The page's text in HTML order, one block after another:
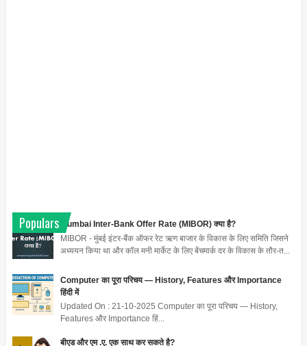
Populars
Mumbai Inter-Bank Offer Rate (MIBOR) क्या है?
MIBOR - मुंबई इंटर-बैंक ऑफर रेट ऋण बाजार के विकास के लिए समिति जिसने
अध्ययन किया था और कॉल मनी मार्केट के लिए बेंचमार्क दर के विकास के तौर-त...
Computer का पूरा परिचय — History, Features और Importance
हिंदी में
Updated On : 21-10-2025 Computer का पूरा परिचय — History,
Features और Importance हिं...
बीएड और एम .ए. एक साथ कर सकते है?